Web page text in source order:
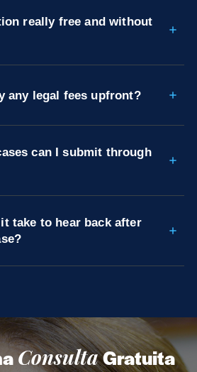
really free and without
any legal fees upfront?
can I submit through
take to hear back after
ConsultaGratuita